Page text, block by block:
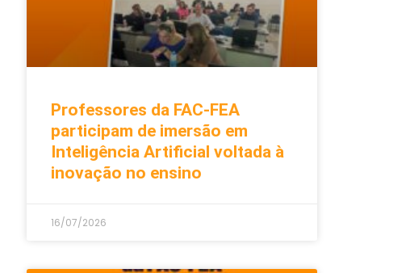
Professores da FAC-FEA
participam de imersão em
Inteligência Artificial voltada à
inovação no ensino
16/07/2026